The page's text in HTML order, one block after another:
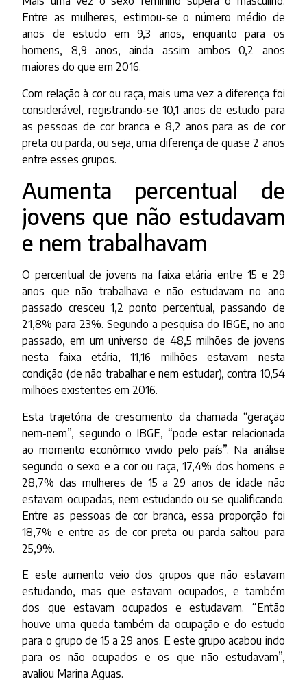
Entre as mulheres, estimou-se o número médio de
anos de estudo em 9,3 anos, enquanto para os
homens, 8,9 anos, ainda assim ambos 0,2 anos
maiores do que em 2016.
Com relação à cor ou raça, mais uma vez a diferença foi
considerável, registrando-se 10,1 anos de estudo para
as pessoas de cor branca e 8,2 anos para as de cor
preta ou parda, ou seja, uma diferença de quase 2 anos
entre esses grupos.
Aumenta percentual de
jovens que não estudavam
e nem trabalhavam
O percentual de jovens na faixa etária entre 15 e 29
anos que não trabalhava e não estudavam no ano
passado cresceu 1,2 ponto percentual, passando de
21,8% para 23%. Segundo a pesquisa do IBGE, no ano
passado, em um universo de 48,5 milhões de jovens
nesta faixa etária, 11,16 milhões estavam nesta
condição (de não trabalhar e nem estudar), contra 10,54
milhões existentes em 2016.
Esta trajetória de crescimento da chamada “geração
nem-nem”, segundo o IBGE, “pode estar relacionada
ao momento econômico vivido pelo país”. Na análise
segundo o sexo e a cor ou raça, 17,4% dos homens e
28,7% das mulheres de 15 a 29 anos de idade não
estavam ocupadas, nem estudando ou se qualificando.
Entre as pessoas de cor branca, essa proporção foi
18,7% e entre as de cor preta ou parda saltou para
25,9%.
E este aumento veio dos grupos que não estavam
estudando, mas que estavam ocupados, e também
dos que estavam ocupados e estudavam. “Então
houve uma queda também da ocupação e do estudo
para o grupo de 15 a 29 anos. E este grupo acabou indo
para os não ocupados e os que não estudavam”,
avaliou Marina Aguas.